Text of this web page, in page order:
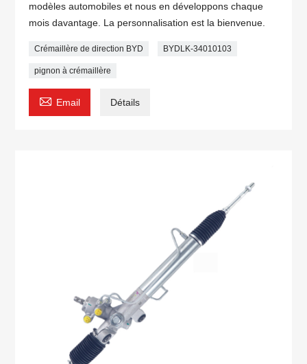
modèles automobiles et nous en développons chaque
mois davantage. La personnalisation est la bienvenue.
Crémaillère de direction BYD BYDLK-34010103
pignon à crémaillère
 Email Détails